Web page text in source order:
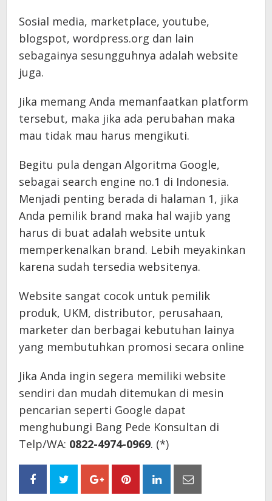
Sosial media, marketplace, youtube,
blogspot, wordpress.org dan lain
sebagainya sesungguhnya adalah website
juga.
Jika memang Anda memanfaatkan platform
tersebut, maka jika ada perubahan maka
mau tidak mau harus mengikuti.
Begitu pula dengan Algoritma Google,
sebagai search engine no.1 di Indonesia.
Menjadi penting berada di halaman 1, jika
Anda pemilik brand maka hal wajib yang
harus di buat adalah website untuk
memperkenalkan brand. Lebih meyakinkan
karena sudah tersedia websitenya.
Website sangat cocok untuk pemilik
produk, UKM, distributor, perusahaan,
marketer dan berbagai kebutuhan lainya
yang membutuhkan promosi secara online
Jika Anda ingin segera memiliki website
sendiri dan mudah ditemukan di mesin
pencarian seperti Google dapat
menghubungi Bang Pede Konsultan di
Telp/WA: 0822-4974-0969. (*)